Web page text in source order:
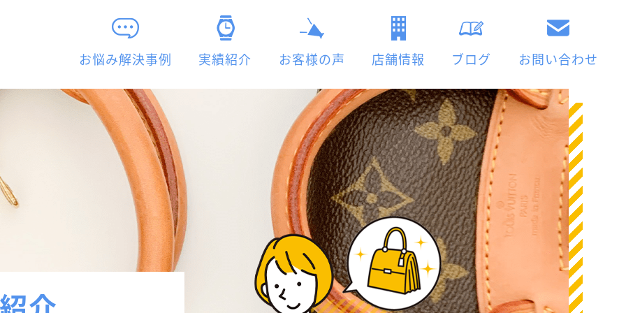
お悩み解決事例 実績紹介 お客様の声 店舗情報 ブログ お問い合わせ